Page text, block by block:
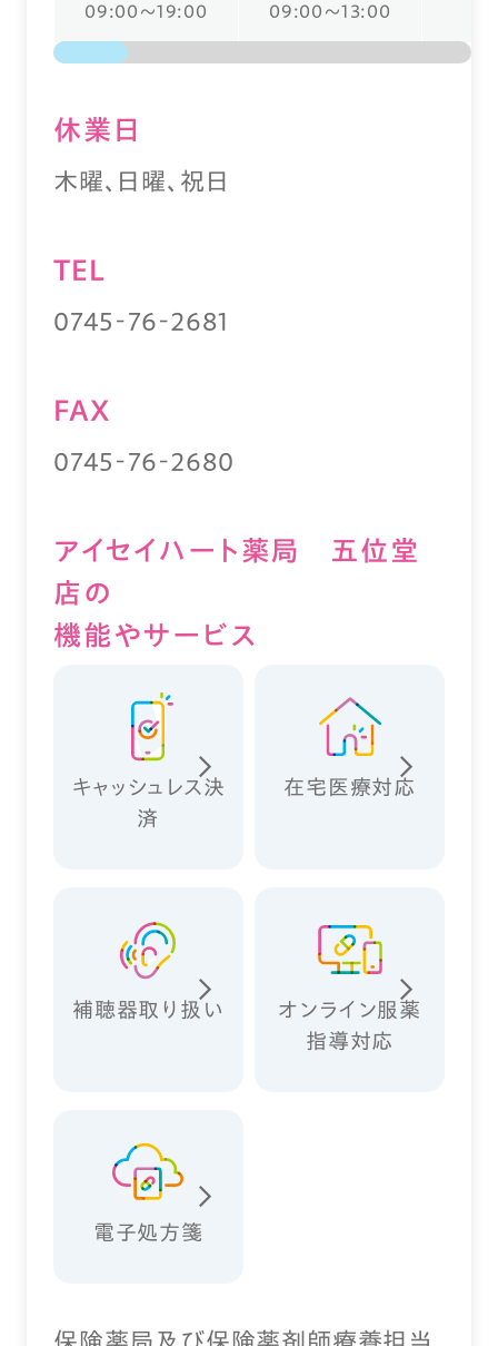
09:00～19:00 09:00～13:00
休業⽇
木曜、日曜、祝日
TEL
0745‐76‐2681
FAX
0745‐76‐2680
アイセイハート薬局 五位堂
店の
機能やサービス
キャッシュレス決
済
在宅医療対応
補聴器取り扱い
オンライン服薬
指導対応
電子処方箋
保険薬局及び保険薬剤師療養担当